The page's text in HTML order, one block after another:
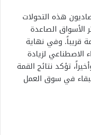
هذه التحولات
الأسواق الصاعدة
قريباً. وفي نهاية
لزيادة
تؤكد نتائج القمة
في سوق العمل